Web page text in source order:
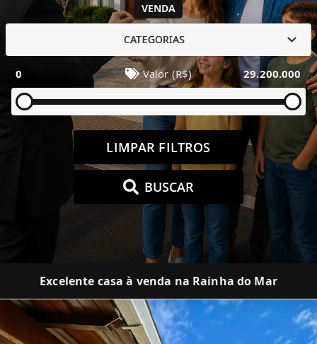
VENDA
CATEGORIAS
0 Valor (R$) 29.200.000
LIMPAR FILTROS
BUSCAR
Excelente casa à venda na Rainha do Mar